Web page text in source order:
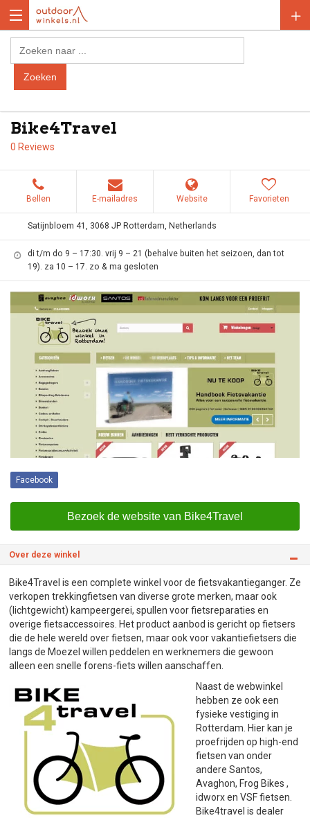
Bike4Travel
0 Reviews
Bellen E-mailadres Website Favorieten
Satijnbloem 41, 3068 JP Rotterdam, Netherlands
di t/m do 9 – 17:30. vrij 9 – 21 (behalve buiten het seizoen, dan tot
19). za 10 – 17. zo & ma gesloten
Facebook
Bezoek de website van Bike4Travel
Over deze winkel
Bike4Travel is een complete winkel voor de fietsvakantieganger. Ze
verkopen trekkingfietsen van diverse grote merken, maar ook
(lichtgewicht) kampeergerei, spullen voor fietsreparaties en
overige fietsaccessoires. Het product aanbod is gericht op fietsers
die de hele wereld over fietsen, maar ook voor vakantiefietsers die
langs de Moezel willen peddelen en werknemers die gewoon
alleen een snelle forens-fiets willen aanschaffen.
Naast de webwinkel
hebben ze ook een
fysieke vestiging in
Rotterdam. Hier kan je
proefrijden op high-end
fietsen van onder
andere Santos,
Avaghon, Frog Bikes ,
idworx en VSF fietsen.
Bike4travel is dealer